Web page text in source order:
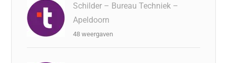
Schilder – Bureau Techniek –
Apeldoorn
48 weergaven